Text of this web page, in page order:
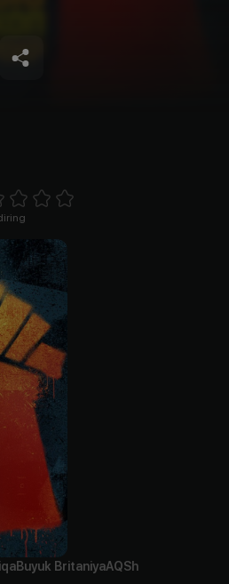
8 Stars
Buyuk BritaniyaAQSh